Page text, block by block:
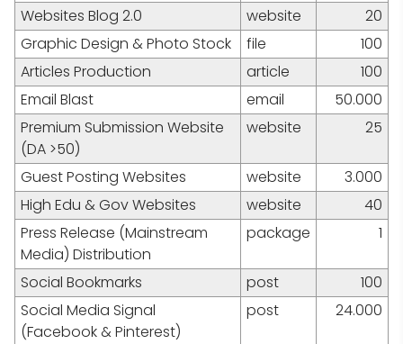
Websites Blog 2.0
website
20
Graphic Design & Photo Stock
file
100
Articles Production
article
100
Email Blast
email
50.000
Premium Submission Website
(DA >50)
website 25
Guest Posting Websites website
3.000
High Edu & Gov Websites
website
40
Press Release (Mainstream
Media) Distribution
package 1
Social Bookmarks post
100
Social Media Signal
(Facebook & Pinterest)
post 24.000